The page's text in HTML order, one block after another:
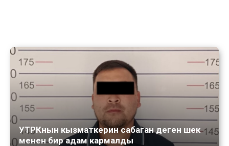
УТРКнын кызматкерин сабаган деген шек
менен бир адам кармалды